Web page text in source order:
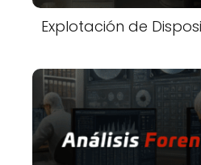
Explotación de